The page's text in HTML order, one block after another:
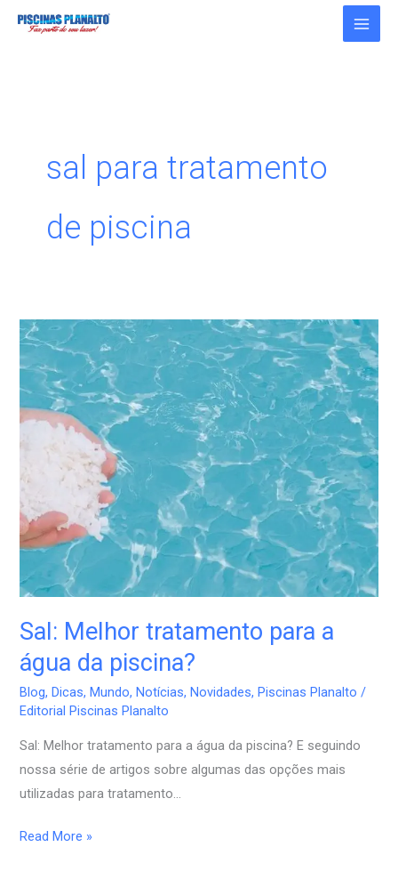
sal para tratamento
de piscina
Sal: Melhor tratamento para a
água da piscina?
Blog,Dicas,Mundo,Notícias,Novidades,Piscinas Planalto /
Editorial Piscinas Planalto
Sal: Melhor tratamento para a água da piscina? E seguindo
nossa série de artigos sobre algumas das opções mais
utilizadas para tratamento…
Sal:
Melhor
tratamento
para
a
água
da
piscina?
Read More »